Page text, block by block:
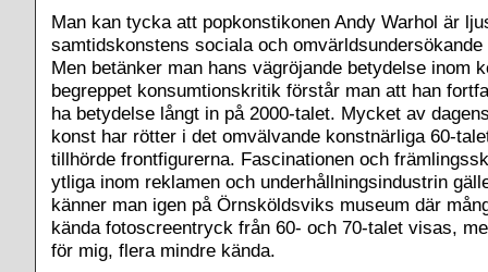
Man kan tycka att popkonstikonen Andy Warhol är
samtidskonstens sociala och
Men betänker man hans vägröjande betydelse inom
begreppet konsumtionskritik förstår man att han
ha betydelse långt in på 2000-talet. Mycket av
konst har rötter i det omvälvande konstnärliga 60-
tillhörde frontfigurerna. Fascinationen och
ytliga inom reklamen och underhållningsindustrin
känner man igen på Örnsköldsviks museum där
kända fotoscreentryck från 60- och 70-talet visas,
för mig, flera mindre kända.